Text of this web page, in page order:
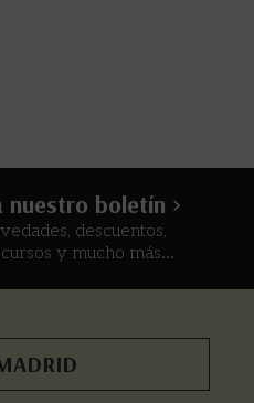
nuestro boletín >
descuentos,
y mucho más...